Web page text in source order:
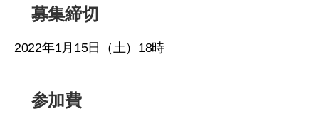
募集締切
2022年1月15日（土）18時
参加費